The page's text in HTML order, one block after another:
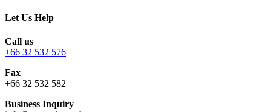
Let Us Help
Call us
+66 32 532 576
Fax
+66 32 532 582
Business Inquiry